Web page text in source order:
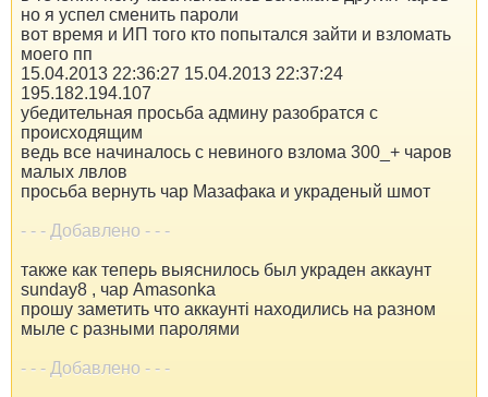
но я успел сменить пароли
вот время и ИП того кто попытался зайти и взломать
моего пп
15.04.2013 22:36:27 15.04.2013 22:37:24
195.182.194.107
убедительная просьба админу разобратся с
происходящим
ведь все начиналось с невиного взлома 300_+ чаров
малых лвлов
просьба вернуть чар Мазафака и украденый шмот
- - - Добавлено - - -
также как теперь выяснилось был украден аккаунт
sunday8 , чар Amasonka
прошу заметить что аккаунті находились на разном
мыле с разными паролями
- - - Добавлено - - -